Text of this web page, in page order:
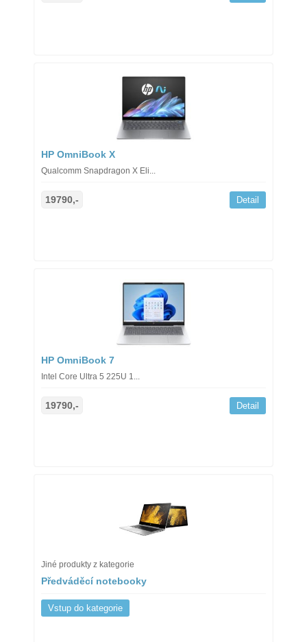
HP OmniBook X
Qualcomm Snapdragon X Eli...
19790,- Detail
HP OmniBook 7
Intel Core Ultra 5 225U 1...
19790,- Detail
Jiné produkty z kategorie
Předváděcí notebooky
Vstup do kategorie